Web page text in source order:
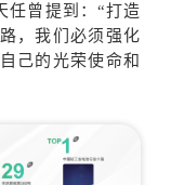
任曾提到：“打造
，我们必须强化
己的光荣使命和